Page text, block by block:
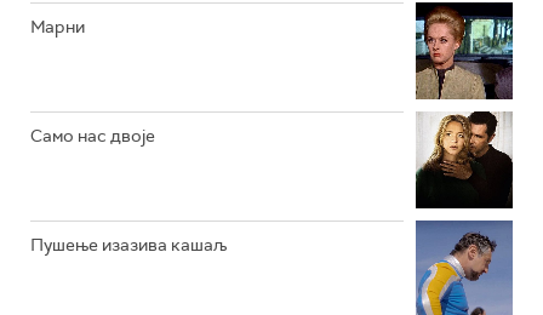
Марни
Само нас двоје
Пушење изазива кашаљ